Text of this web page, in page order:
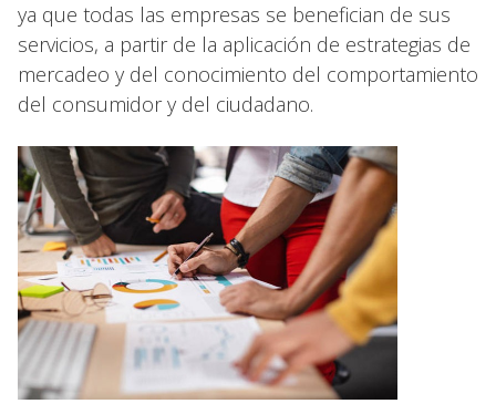
ya que todas las empresas se benefician de sus
servicios, a partir de la aplicación de estrategias de
mercadeo y del conocimiento del comportamiento
del consumidor y del ciudadano.